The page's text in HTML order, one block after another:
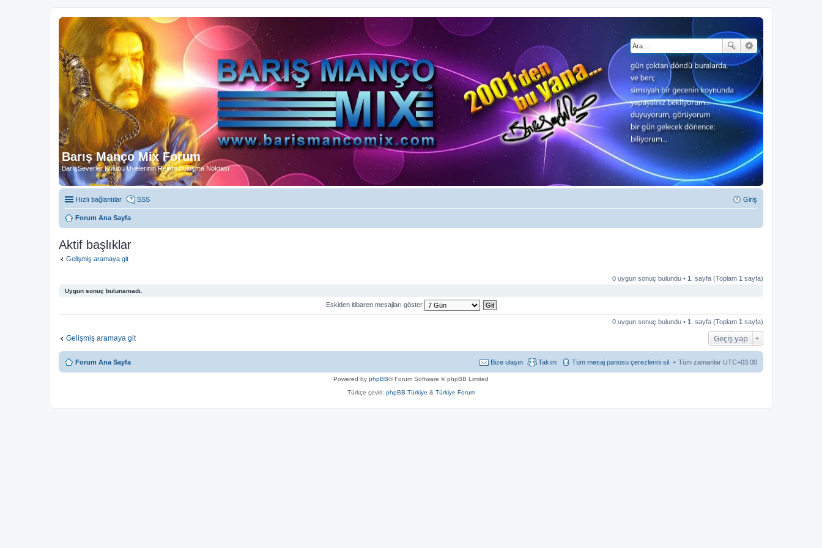
Barış Manço Mix Forum
BarışSeverler Kulübü Üyelerinin Resmi Buluşma Noktası
Hızlı bağlantılar SSS Giriş
Forum Ana Sayfa
Aktif başlıklar
Gelişmiş aramaya git
0 uygun sonuç bulundu • 1 . sayfa (Toplam 1 sayfa)
Uygun sonuç bulunamadı.
Eskiden itibaren mesajları göster
0 uygun sonuç bulundu • 1 . sayfa (Toplam 1 sayfa)
Gelişmiş aramaya git Geçiş yap
Forum Ana Sayfa Tüm zamanlar UTC+03:00
Tüm mesaj panosu çerezlerini sil
Takım
Bize ulaşın
Powered by phpBB® Forum Software © phpBB Limited
Türkçe çeviri: phpBB Türkiye & Türkiye Forum